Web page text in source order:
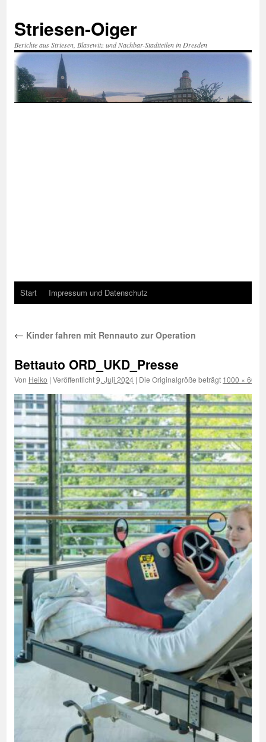
springen
Striesen-Oiger
Berichte aus Striesen, Blasewitz und Nachbar-Stadtteilen in Dresden
Start Impressum und Datenschutz
← Kinder fahren mit Rennauto zur Operation
Bettauto ORD_UKD_Presse
Von Heiko | Veröffentlicht9. Juli 2024 | Die Originalgröße beträgt 1000 × 667